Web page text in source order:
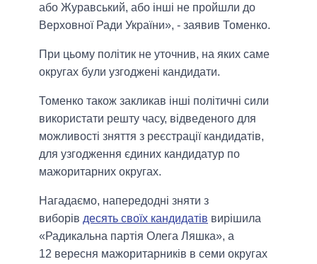
або Журавський, або інші не пройшли до
Верховної Ради України», - заявив Томенко.
При цьому політик не уточнив, на яких саме
округах були узгоджені кандидати.
Томенко також закликав інші політичні сили
використати решту часу, відведеного для
можливості зняття з реєстрації кандидатів,
для узгодження єдиних кандидатур по
мажоритарних округах.
Нагадаємо, напередодні зняти з
виборів десять своїх кандидатів вирішила
«Радикальна партія Олега Ляшка», а
12 вересня мажоритарників в семи округах